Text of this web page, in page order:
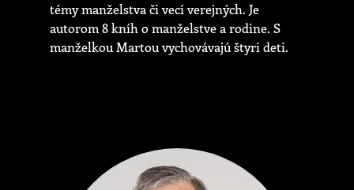
témy manželstva či vecí verejných. Je
autorom 8 kníh o manželstve a rodine. S
manželkou Martou vychovávajú štyri deti.